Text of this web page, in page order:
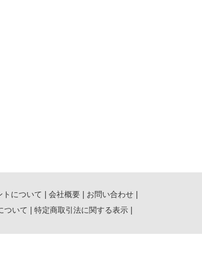
トについて | 会社概要 | お問い合わせ |
ついて | 特定商取引法に関する表示 |